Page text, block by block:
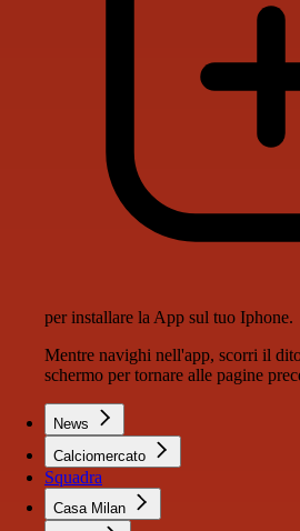
per installare la App sul tuo Iphone.
Mentre navighi nell'app, scorri il
schermo per tornare alle pagine
News
Calciomercato
Squadra
Casa Milan